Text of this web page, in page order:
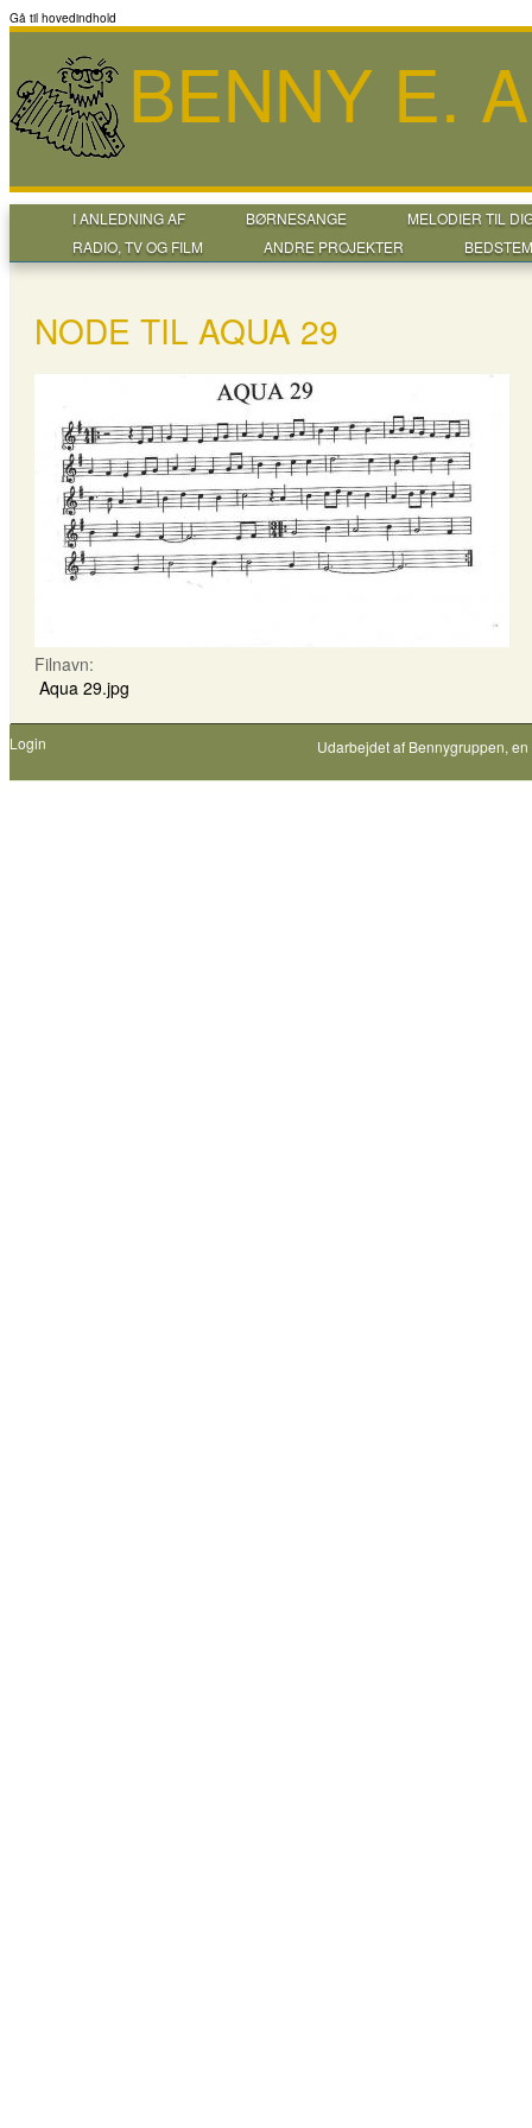
Gå til hovedindhold
BENNY E.
I ANLEDNING AF BØRNESANGE
MELODIER TIL
RADIO, TV OG FILM
ANDRE PROJEKTER
NODE TIL AQUA 29
Filnavn:
Aqua 29.jpg
Login Udarbejdet af Bennygruppen,